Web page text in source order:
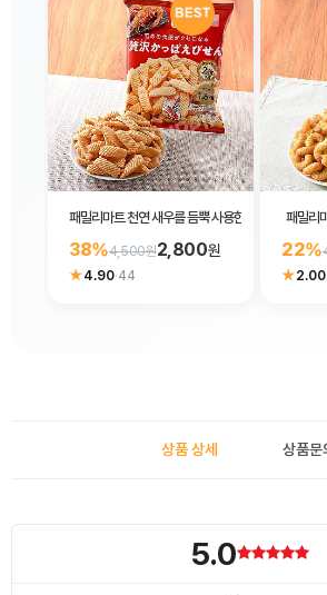
패밀리마트 천연 새우를 듬뿍 사용한 리치 갓파에비
38%4,500원2,800원
★4.90·44
패밀리
22%
★2.00
상품 상세 상품문
5.0